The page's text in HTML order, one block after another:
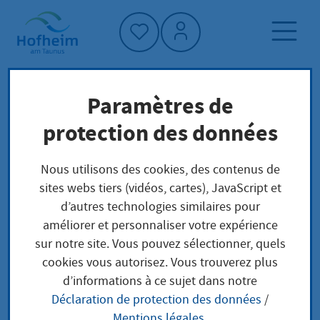
Accueil"
Page d'accueil
Trouver un service
Préoccupations locales
Abfall: Gartenabfälle entsorgen
Abfall: Gartenabfälle
entsorgen
Paramètres de
protection des données
Nous utilisons des cookies, des contenus de
sites webs tiers (vidéos, cartes), JavaScript et
d’autres technologies similaires pour
améliorer et personnaliser votre expérience
sur notre site. Vous pouvez sélectionner, quels
cookies vous autorisez. Vous trouverez plus
d’informations à ce sujet dans notre
Déclaration de protection des données /